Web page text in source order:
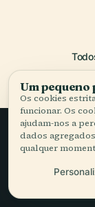
bem
Um
Os cookies
funcionar. Os
ajudam-nos a
dados
qualquer